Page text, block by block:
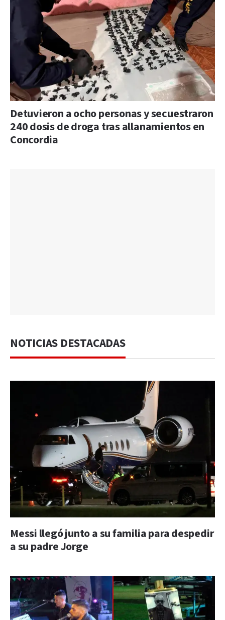
Detuvieron a ocho personas y secuestraron
240 dosis de droga tras allanamientos en
Concordia
NOTICIAS DESTACADAS
Messi llegó junto a su familia para despedir
a su padre Jorge